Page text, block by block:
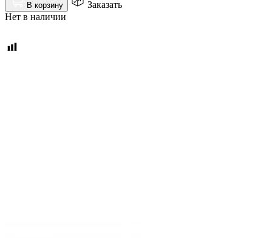
В корзину
Заказать
Нет в наличии